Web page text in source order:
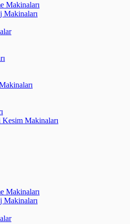
Makinaları
Makinaları
Kesim Makinaları
Makinaları
Makinaları